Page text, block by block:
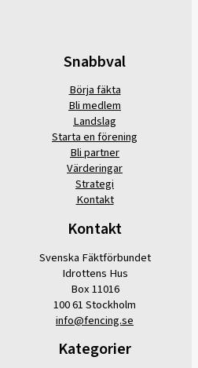
Snabbval
Börja fäkta
Bli medlem
Landslag
Starta en förening
Bli partner
Värderingar
Strategi
Kontakt
Kontakt
Svenska Fäktförbundet
Idrottens Hus
Box 11016
100 61 Stockholm
info@fencing.se
Kategorier